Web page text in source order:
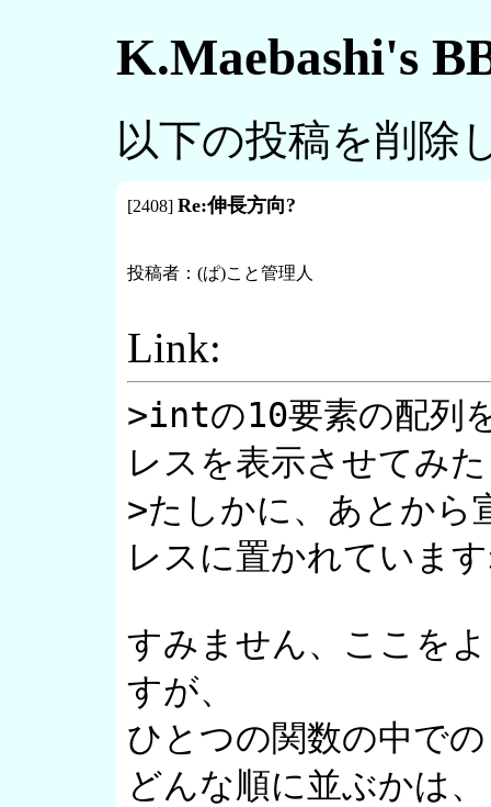
K.Maebashi's
以下の投稿を削除
[2408] Re:伸長方向?
投稿者： (ぱ)こと管理人
Link:
>intの10要素の配列
レスを表示させてみ
>たしかに、あとから
レスに置かれていま
すみません、ここを
すが、
ひとつの関数の中で
どんな順に並ぶかは、